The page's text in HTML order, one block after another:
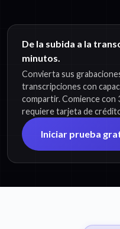
De la subida a la
minutos.
Convierta sus
transcripciones con
compartir. Comience con
requiere tarjeta de
Iniciar prueba